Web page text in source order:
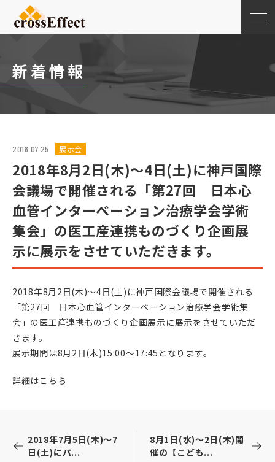
新着情報
2018.07.25 展示会
2018年8月2日(木)～4日(土)に神戸国際
会議場で開催される「第27回 日本心
血管インターベーション治療学会学術
集会」の医工産連携ものづくり企画展
示に展示をさせていただきます。
2018年8月2日(木)～4日(土)に神戸国際会議場で開催される
「第27回 日本心血管インターベーション治療学会学術集
会」の医工産連携ものづくり企画展示に展示をさせていただ
きます。
展示期間は8月2日(木)15:00～17:45となります。
詳細はこちら
2018年7月5日(木)～7
日(土)にパ...
8月1日(水)～2日(木)開
催の【こども...